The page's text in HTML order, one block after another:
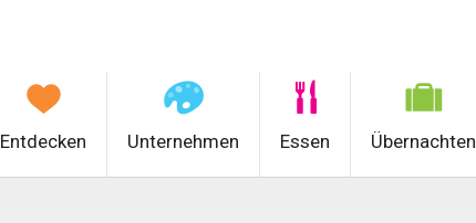
Entdecken Unternehmen Essen Übernachten